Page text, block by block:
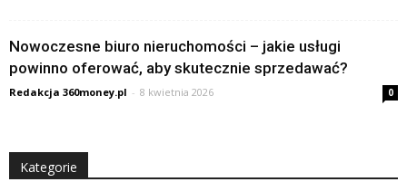
Nowoczesne biuro nieruchomości – jakie usługi
powinno oferować, aby skutecznie sprzedawać?
Redakcja 360money.pl - 8 kwietnia 2026 0
Kategorie